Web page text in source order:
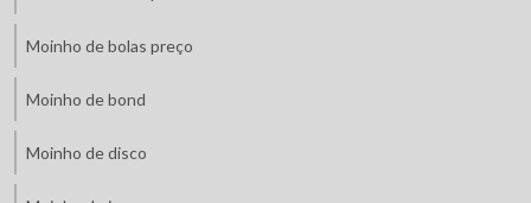
Moinho de bolas preço
Moinho de bond
Moinho de disco